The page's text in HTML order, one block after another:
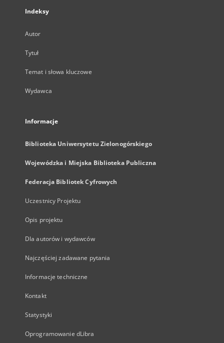
Indeksy
Autor
Tytuł
Temat i słowa kluczowe
Wydawca
Informacje
Biblioteka Uniwersytetu Zielonogórskiego
Wojewódzka i Miejska Biblioteka Publiczna
Federacja Bibliotek Cyfrowych
Uczestnicy Projektu
Opis projektu
Dla autorów i wydawców
Najczęściej zadawane pytania
Informacje techniczne
Kontakt
Statystyki
Oprogramowanie dLibra